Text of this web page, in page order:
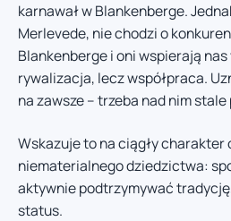
karnawał w Blankenberge.
Merlevede, nie chodzi o
Blankenberge i oni wspierają
rywalizacja, lecz współpraca.
na zawsze – trzeba nad nim stale
Wskazuje to na ciągły charakter
niematerialnego dziedzictwa:
aktywnie podtrzymywać
status.